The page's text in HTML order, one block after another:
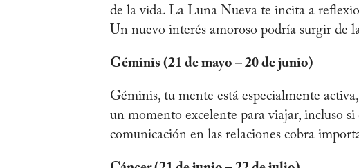
de la vida. La Luna Nueva te incita a
Un nuevo interés amoroso podría surgir de
Géminis (21 de mayo – 20 de junio)
Géminis, tu mente está especialmente
un momento excelente para viajar, incluso
comunicación en las relaciones cobra